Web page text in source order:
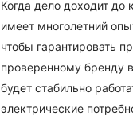
Когда дело доходит
имеет многолетний
чтобы гарантировать
проверенному бренду
будет стабильно
электрические